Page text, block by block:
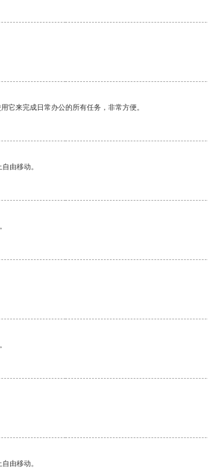
它来完成日常办公的所有任务，非常方便。
由移动。
由移动。